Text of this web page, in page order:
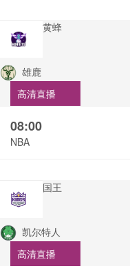
黄蜂
雄鹿
高清直播
08:00
NBA
国王
凯尔特人
高清直播